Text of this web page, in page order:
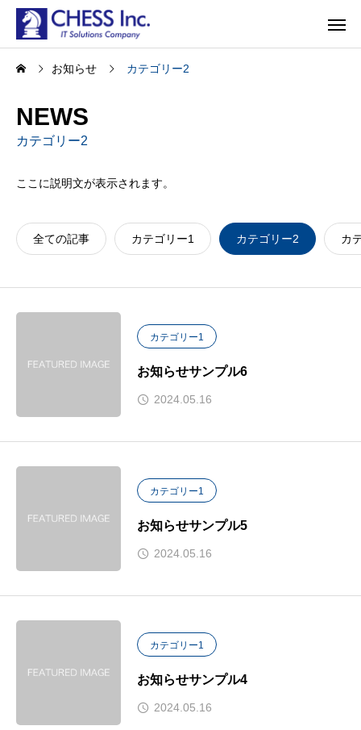
お知らせ カテゴリー2
NEWS
カテゴリー2
ここに説明文が表示されます。
全ての記事 カテゴリー1 カテゴリー2 カ
カテゴリー1
お知らせサンプル6
2024.05.16
カテゴリー1
お知らせサンプル5
2024.05.16
カテゴリー1
お知らせサンプル4
2024.05.16